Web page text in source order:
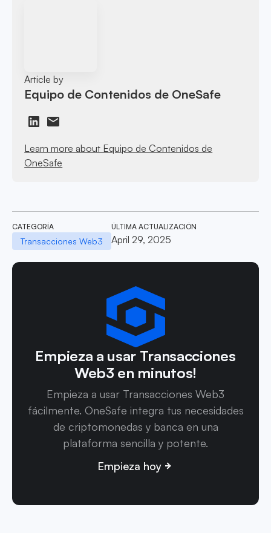
Article by
Equipo de Contenidos de OneSafe
Learn more about Equipo de Contenidos de
OneSafe
CATEGORÍA
Transacciones Web3
ÚLTIMA ACTUALIZACIÓN
April 29, 2025
Empieza a usar Transacciones
Web3 en minutos!
Empieza a usar Transacciones Web3
fácilmente. OneSafe integra tus necesidades
de criptomonedas y banca en una
plataforma sencilla y potente.
Empieza hoy